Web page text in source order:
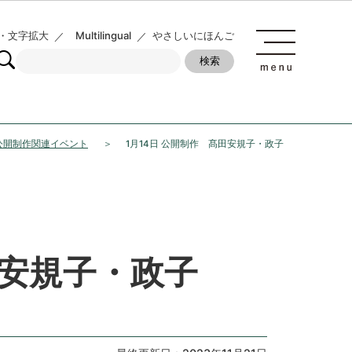
文字拡大 Multilingual やさしいにほんご
制作関連イベント 1月14日 公開制作 髙田安規子・政子
規子・政子